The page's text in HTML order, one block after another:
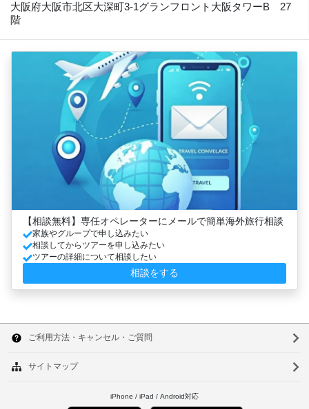
大阪府大阪市北区大深町3-1グランフロント大阪タワーB 27
階
【相談無料】専任オペレーターにメールで簡単海外旅行相談
家族やグループで申し込みたい
相談してからツアーを申し込みたい
ツアーの詳細について相談したい
相談をする